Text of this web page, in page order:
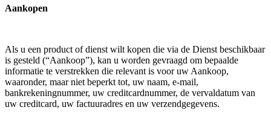
Aankopen
Als u een product of dienst wilt kopen die via de Dienst beschikbaar
is gesteld (“Aankoop”), kan u worden gevraagd om bepaalde
informatie te verstrekken die relevant is voor uw Aankoop,
waaronder, maar niet beperkt tot, uw naam, e-mail,
bankrekeningnummer, uw creditcardnummer, de vervaldatum van
uw creditcard, uw factuuradres en uw verzendgegevens.